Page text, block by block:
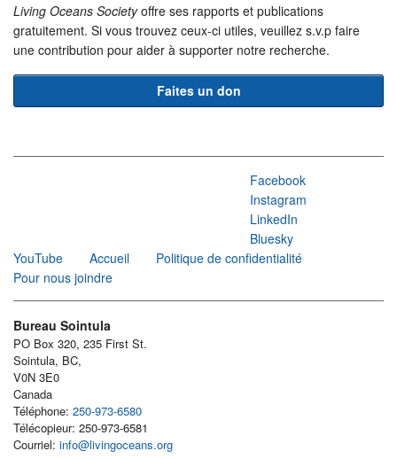
Living Oceans Societyoffre ses rapports et publications
gratuitement. Si vous trouvez ceux-ci utiles, veuillez s.v.p faire
une contribution pour aider à supporter notre recherche.
Faites un don
Facebook
Instagram
LinkedIn
Bluesky
YouTube
Accueil
Politique de confidentialité
Pour nous joindre
Bureau Sointula
PO Box 320, 235 First St.
Sointula, BC,
V0N 3E0
Canada
Téléphone: 250-973-6580
Télécopieur: 250-973-6581
Courriel: info@livingoceans.org